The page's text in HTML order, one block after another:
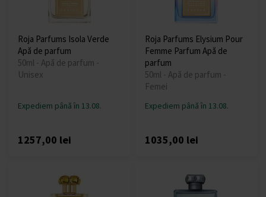
Roja Parfums Isola Verde
Apă de parfum
50ml - Apă de parfum -
Unisex
Expediem până în 13.08.
1257,00 lei
Roja Parfums Elysium Pour
Femme Parfum Apă de
parfum
50ml - Apă de parfum -
Femei
Expediem până în 13.08.
1035,00 lei